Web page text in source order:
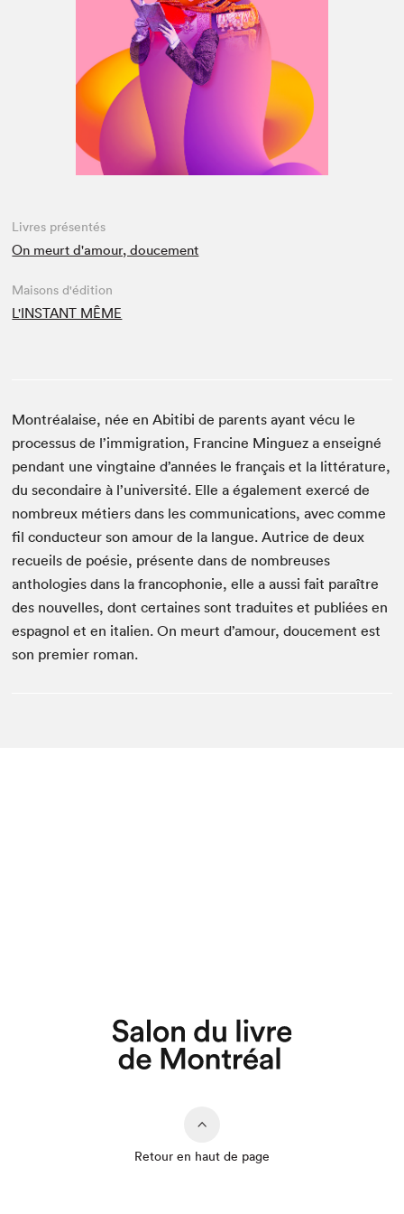
Espace médias
Livres présentés
On meurt d'amour, doucement
Maisons d'édition
L'INSTANT MÊME
Montréalaise, née en Abitibi de parents ayant vécu le
processus de l’immigration, Francine Minguez a enseigné
pendant une vingtaine d’années le français et la littérature,
du secondaire à l’université. Elle a également exercé de
nombreux métiers dans les communications, avec comme
fil conducteur son amour de la langue. Autrice de deux
recueils de poésie, présente dans de nombreuses
anthologies dans la francophonie, elle a aussi fait paraître
des nouvelles, dont certaines sont traduites et publiées en
espagnol et en italien. On meurt d’amour, doucement est
son premier roman.
Retour en haut de page